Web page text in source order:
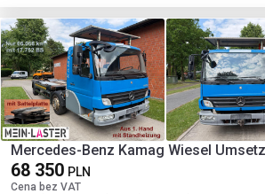
Mercedes-Benz Kamag Wiesel
68 350 PLN
Cena bez VAT